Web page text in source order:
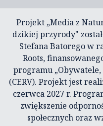
Projekt „Media z
dzikiej przyrody"
Stefana Batorego w
Roots,
programu „Obywatele,
(CERV). Projekt jest
czerwca 2027 r.
zwiększenie
społecznych oraz